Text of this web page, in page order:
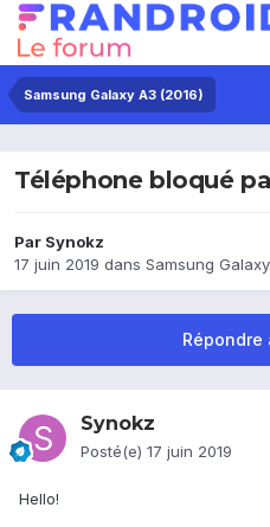
Samsung Galaxy A3 (2016)
Téléphone bloqué
Par Synokz
17 juin 2019 dans Samsung
Répondre
Synokz
Posté(e) 17 juin 2019
Hello!